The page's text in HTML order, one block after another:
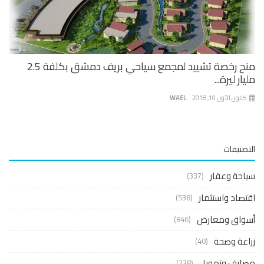
منح رخصة تشييد لمجمع سياحي بريف دمشق بكلفة 2.5
ليرة...
WAEL الأول 10, 2018
وعقار (337)
واستثمار (538)
ومعارض (846)
وصحة (40)